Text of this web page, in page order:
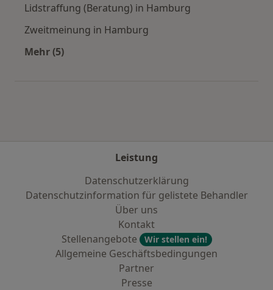
Lidstraffung (Beratung) in Hamburg
Zweitmeinung in Hamburg
Mehr (5)
Leistung
Datenschutzerklärung
Datenschutzinformation für gelistete Behandler
Über uns
Kontakt
Stellenangebote
Wir stellen ein!
Allgemeine Geschäftsbedingungen
Partner
Presse